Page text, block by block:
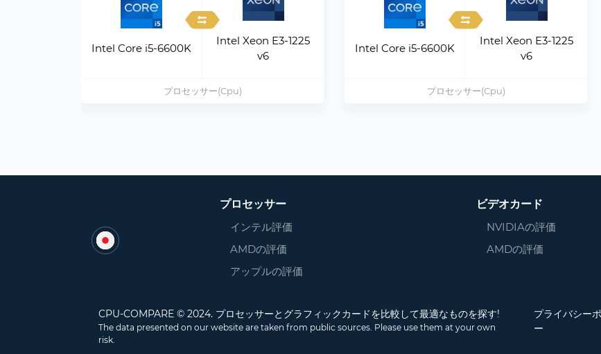
Intel Core i5-6600K
Intel Xeon E3-1225
v6
プロセッサー(Cpu)
Intel Core i5-6600K
Intel Xeon E3-1225
v6
プロセッサー(Cpu)
プロセッサー
インテル評価
AMDの評価
アップルの評価
ビデオカード
NVIDIAの評価
AMDの評価
CPU-COMPARE © 2024. プロセッサーとグラフィックカードを比較して最適なものを探す!
The data presented on our website are taken from public sources. Please use them at your own
risk.
プライバシー
ー